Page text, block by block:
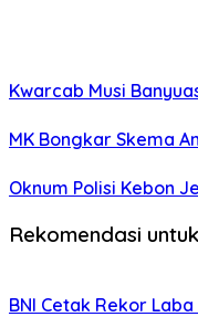
Kwarcab Musi
MK Bongkar Skema
Oknum Polisi Kebon
Rekomendasi
BNI Cetak Rekor